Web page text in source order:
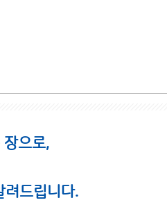
으로,
드립니다.